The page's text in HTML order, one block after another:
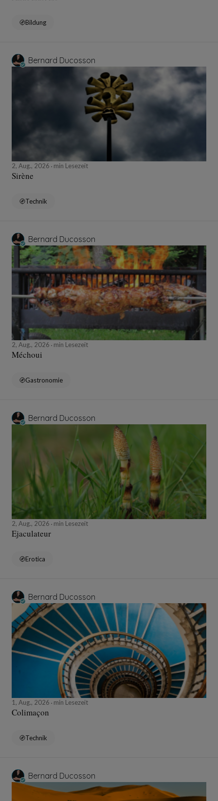
Bildung
Bernard Ducosson
2, Aug., 2026 min Lesezeit
Sirène
Technik
Bernard Ducosson
2, Aug., 2026 min Lesezeit
Méchoui
Gastronomie
Bernard Ducosson
2, Aug., 2026 min Lesezeit
Ejaculateur
Erotica
Bernard Ducosson
1, Aug., 2026 min Lesezeit
Colimaçon
Technik
Bernard Ducosson